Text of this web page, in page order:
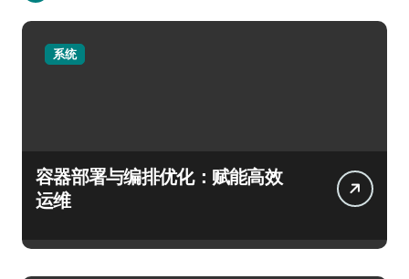
系统
容器部署与编排优化：赋能高效
运维